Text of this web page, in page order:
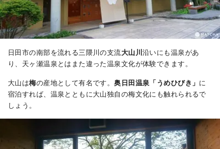
日田市の南部を流れる三隈川の支流大山川 沿いにも温泉があ
り、天ヶ瀬温泉とはまた違った温泉文化が体験できます。
大山は梅の産地として有名です。奥日田温泉「うめひびき」 に
宿泊すれば、温泉とともに大山独自の梅文化にも触れられるで
しょう。